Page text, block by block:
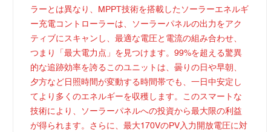
ラーとは異なり、MPPT技術を搭載したソーラーエネルギ
ー充電コントローラーは、ソーラーパネルの出力をアク
ティブにスキャンし、最適な電圧と電流の組み合わせ、
つまり「最大電力点」を見つけます。99%を超える驚異
的な追跡効率を誇るこのユニットは、曇りの日や早朝、
夕方など日照時間が変動する時間帯でも、一日中安定し
てより多くのエネルギーを収穫します。このスマートな
技術により、ソーラーパネルへの投資から最大限の利益
が得られます。さらに、最大170VのPV入力開放電圧に対